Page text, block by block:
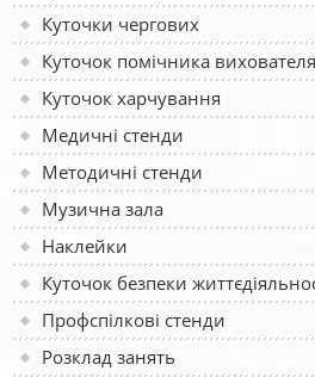
Куточки чергових
Куточок помічника вихователя
Куточок харчування
Медичні стенди
Методичні стенди
Музична зала
Наклейки
Куточок безпеки
Профспілкові стенди
Розклад занять